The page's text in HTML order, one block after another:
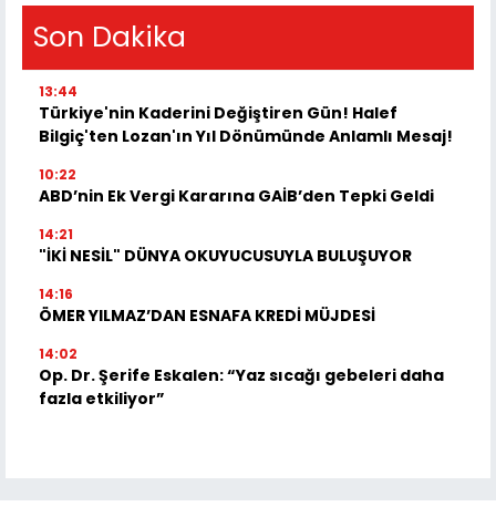
Son Dakika
13:44
Türkiye'nin Kaderini Değiştiren Gün! Halef
Bilgiç'ten Lozan'ın Yıl Dönümünde Anlamlı Mesaj!
10:22
ABD’nin Ek Vergi Kararına GAİB’den Tepki Geldi
14:21
"İKİ NESİL" DÜNYA OKUYUCUSUYLA BULUŞUYOR
14:16
ÖMER YILMAZ’DAN ESNAFA KREDİ MÜJDESİ
14:02
Op. Dr. Şerife Eskalen: “Yaz sıcağı gebeleri daha
fazla etkiliyor”